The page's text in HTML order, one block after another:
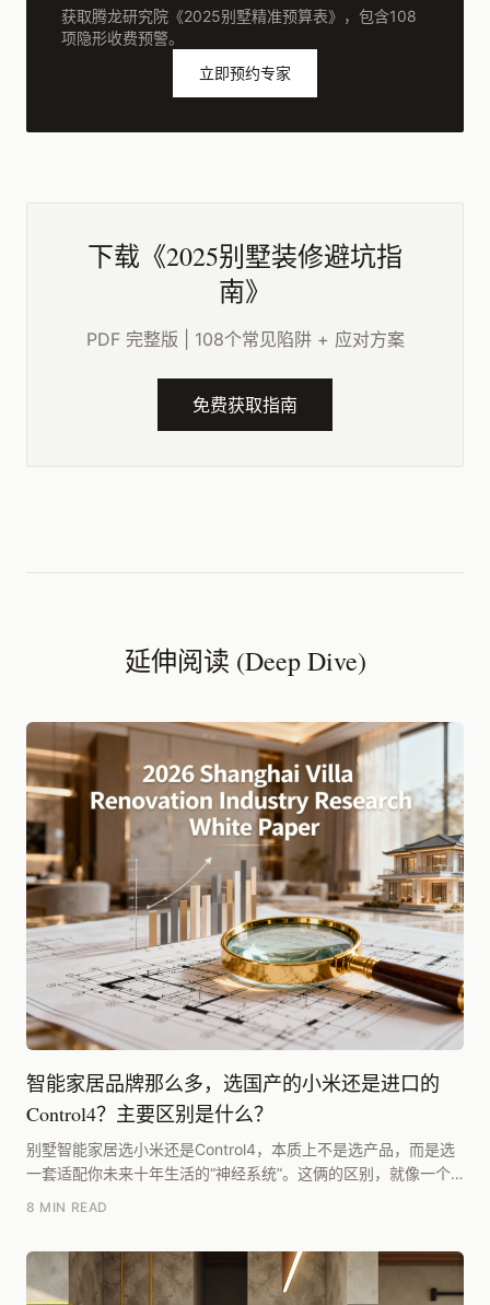
获取腾龙研究院《2025别墅精准预算表》，包含108
项隐形收费预警。
立即预约专家
下载《2025别墅装修避坑指
南》
PDF 完整版 | 108个常见陷阱 + 应对方案
免费获取指南
延伸阅读 (Deep Dive)
智能家居品牌那么多，选国产的小米还是进口的
Control4？主要区别是什么？
别墅智能家居选小米还是Control4，本质上不是选产品，而是选
一套适配你未来十年生活的“神经系统”。这俩的区别，就像一个
8 MIN READ